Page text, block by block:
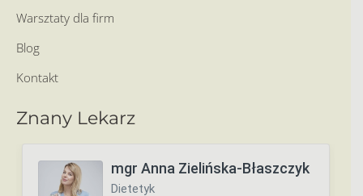
Warsztaty dla firm
Blog
Kontakt
Znany Lekarz